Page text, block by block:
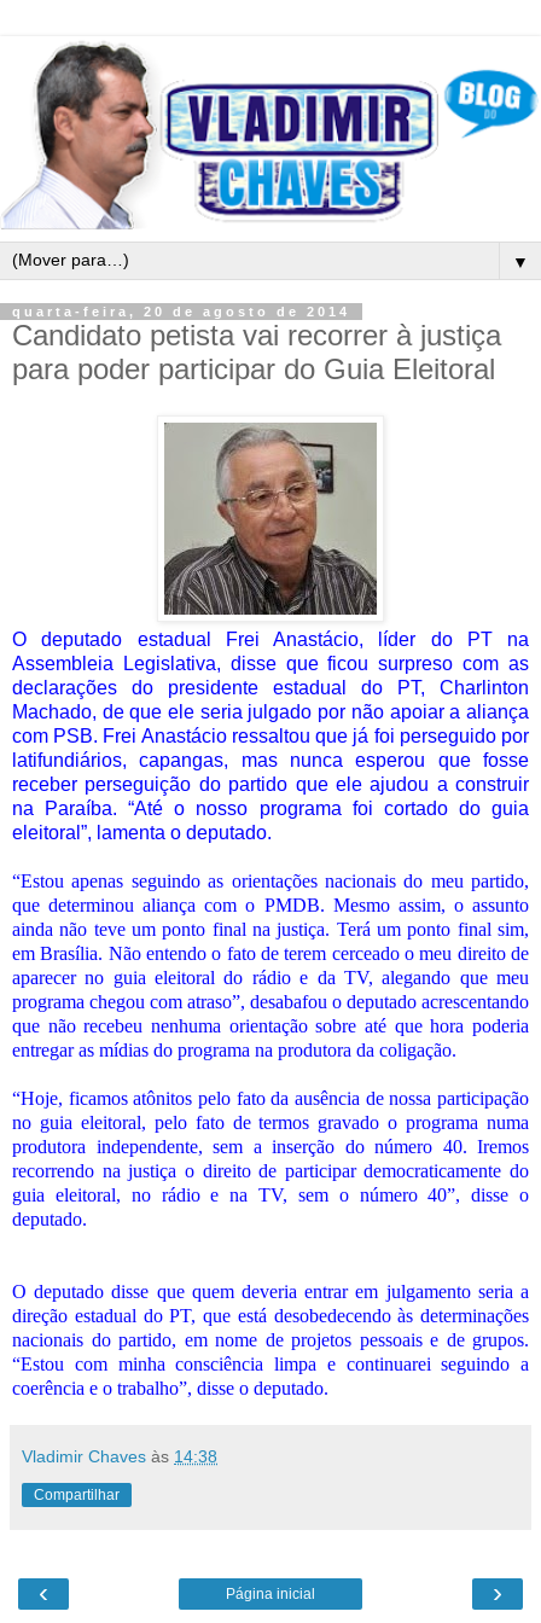
▼
quarta-feira, 20 de agosto de 2014
Candidato petista vai recorrer à justiça
para poder participar do Guia Eleitoral
O deputado estadual Frei Anastácio, líder do PT na
Assembleia Legislativa, disse que ficou surpreso com as
declarações do presidente estadual do PT, Charlinton
Machado, de que ele seria julgado por não apoiar a aliança
com PSB. Frei Anastácio ressaltou que já foi perseguido por
latifundiários, capangas, mas nunca esperou que fosse
receber perseguição do partido que ele ajudou a construir
na Paraíba. “Até o nosso programa foi cortado do guia
eleitoral”, lamenta o deputado.
“Estou apenas seguindo as orientações nacionais do meu partido,
que determinou aliança com o PMDB. Mesmo assim, o assunto
ainda não teve um ponto final na justiça. Terá um ponto final sim,
em Brasília. Não entendo o fato de terem cerceado o meu direito de
aparecer no guia eleitoral do rádio e da TV, alegando que meu
programa chegou com atraso”, desabafou o deputado acrescentando
que não recebeu nenhuma orientação sobre até que hora poderia
entregar as mídias do programa na produtora da coligação.
“Hoje, ficamos atônitos pelo fato da ausência de nossa participação
no guia eleitoral, pelo fato de termos gravado o programa numa
produtora independente, sem a inserção do número 40. Iremos
recorrendo na justiça o direito de participar democraticamente do
guia eleitoral, no rádio e na TV, sem o número 40”, disse o
deputado.
O deputado disse que quem deveria entrar em julgamento seria a
direção estadual do PT, que está desobedecendo às determinações
nacionais do partido, em nome de projetos pessoais e de grupos.
“Estou com minha consciência limpa e continuarei seguindo a
coerência e o trabalho”, disse o deputado.
Vladimir Chaves às 14:38
Compartilhar
‹ ›
Página inicial